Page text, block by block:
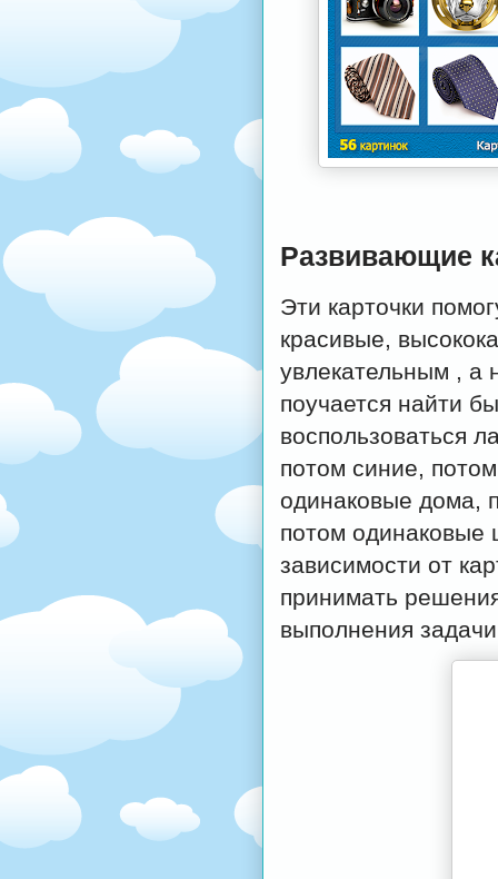
Развивающие
Эти карточки
красивые,
увлекательным , а
поучается найти
воспользоваться
потом синие,
одинаковые дома,
потом одинаковые
зависимости от
принимать
выполнения